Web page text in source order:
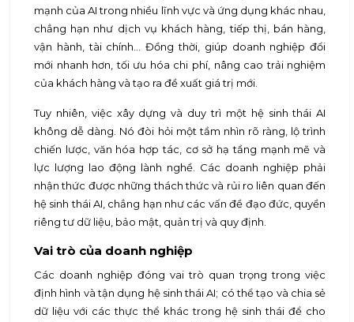
mạnh của AI trong nhiều lĩnh vực và ứng dụng khác nhau,
chẳng hạn như dịch vụ khách hàng, tiếp thị, bán hàng,
vận hành, tài chính… Đồng thời, giúp doanh nghiệp đổi
mới nhanh hơn, tối ưu hóa chi phí, nâng cao trải nghiệm
của khách hàng và tạo ra đề xuất giá trị mới.
Tuy nhiên, việc xây dựng và duy trì một hệ sinh thái AI
không dễ dàng. Nó đòi hỏi một tầm nhìn rõ ràng, lộ trình
chiến lược, văn hóa hợp tác, cơ sở hạ tầng mạnh mẽ và
lực lượng lao động lành nghề. Các doanh nghiệp phải
nhận thức được những thách thức và rủi ro liên quan đến
hệ sinh thái AI, chẳng hạn như các vấn đề đạo đức, quyền
riêng tư dữ liệu, bảo mật, quản trị và quy định.
Vai trò của doanh nghiệp
Các doanh nghiệp đóng vai trò quan trọng trong việc
định hình và tận dụng hệ sinh thái AI; có thể tạo và chia sẻ
dữ liệu với các thực thể khác trong hệ sinh thái để cho